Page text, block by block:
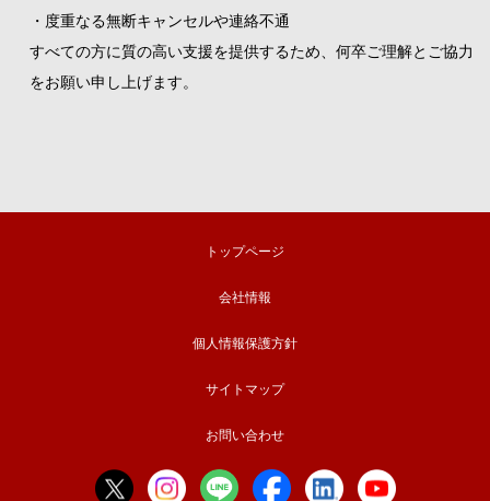
・度重なる無断キャンセルや連絡不通
すべての方に質の高い支援を提供するため、何卒ご理解とご協力
をお願い申し上げます。
トップページ
会社情報
個人情報保護方針
サイトマップ
お問い合わせ